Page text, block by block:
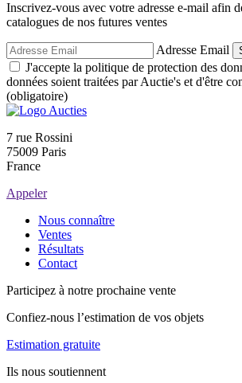
Inscrivez-vous avec votre adresse e-mail afin
catalogues de nos futures ventes
Adresse Email
J'accepte la politique de protection des
données soient traitées par Auctie's et d'être
(obligatoire)
7 rue Rossini
75009 Paris
France
Appeler
Nous connaître
Ventes
Résultats
Contact
Participez à notre prochaine vente
Confiez-nous l’estimation de vos objets
Estimation gratuite
Ils nous soutiennent